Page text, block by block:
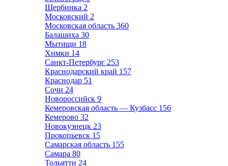
Щербинка 2
Московский 2
Московская область 360
Балашиха 30
Мытищи 18
Химки 14
Санкт-Петербург 253
Краснодарский край 157
Краснодар 51
Сочи 24
Новороссийск 9
Кемеровская область — Кузбасс 156
Кемерово 32
Новокузнецк 23
Прокопьевск 15
Самарская область 155
Самара 80
Тольятти 24